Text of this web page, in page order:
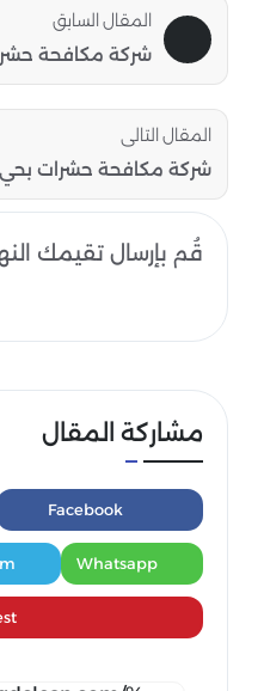
المقال السابق
شركة مكافحة
المقال التالى
شركة مكافحة حشرات
قُم بإرسال تقيمك
مشاركة المقال
Facebook
Whatsapp